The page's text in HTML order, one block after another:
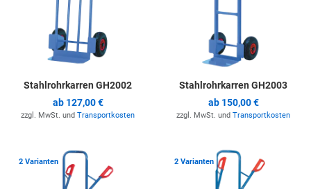
Stahlrohrkarren GH2002
ab 127,00 €
zzgl. MwSt. und Transportkosten
Stahlrohrkarren GH2003
ab 150,00 €
zzgl. MwSt. und Transportkosten
2 Varianten Zur Merkliste hinzufügen
2 Varianten